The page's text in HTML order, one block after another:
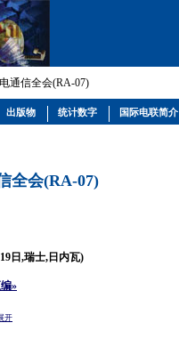
通信全会(RA-07)
全会(RA-07)
日,瑞士,日内瓦)
»
开
出版物 统计数字 国际电联简介